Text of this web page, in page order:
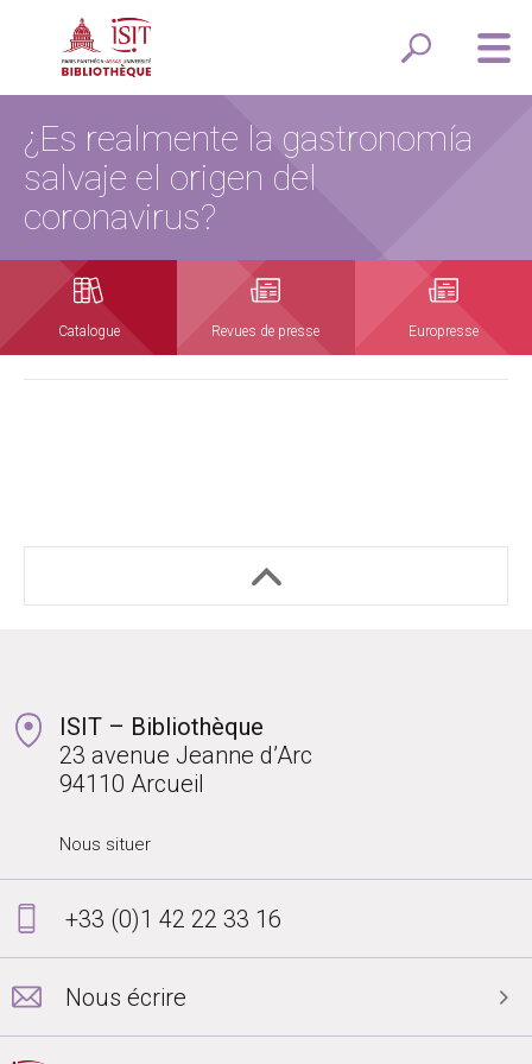
¿Es realmente la gastronomía
salvaje el origen del
coronavirus?
Catalogue Revues de presse Europresse
ISIT – Bibliothèque
23 avenue Jeanne d’Arc
94110 Arcueil
Nous situer
+33 (0)1 42 22 33 16
Nous écrire